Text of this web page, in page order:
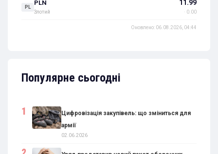
PL
PLN
Злотий
11.99
· 0.00
Оновлено: 06.08.2026, 04:44
Популярне сьогодні
Цифровізація закупівель: що зміниться для
армії
02.06.2026